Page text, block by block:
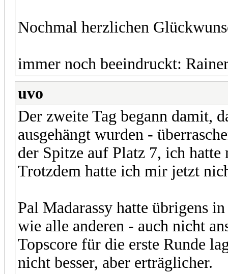
Nochmal herzlichen
immer noch beeindruckt:
uvo
Der zweite Tag begann damit,
ausgehängt wurden -
der Spitze auf Platz 7, ich
Trotzdem hatte ich mir jetzt
Pal Madarassy hatte übrigens
wie alle anderen - auch nicht
Topscore für die erste Runde
nicht besser, aber erträglicher.